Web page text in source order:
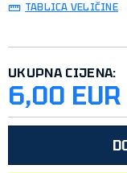
TABLICA VELIČINE
UKUPNA CIJENA:
6,00 EUR